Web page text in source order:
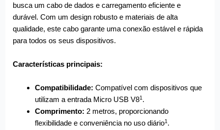
busca um cabo de dados e carregamento eficiente e
durável. Com um design robusto e materiais de alta
qualidade, este cabo garante uma conexão estável e rápida
para todos os seus dispositivos.
Características principais:
Compatibilidade: Compatível com dispositivos que
utilizam a entrada Micro USB V81 .
Comprimento: 2 metros, proporcionando
flexibilidade e conveniência no uso diário1 .